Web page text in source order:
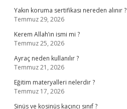
Yakın koruma sertifikası nereden alınır ?
Temmuz 29, 2026
Kerem Allah’ın ismi mi ?
Temmuz 25, 2026
Ayraç neden kullanılır ?
Temmuz 21, 2026
Eğitim materyalleri nelerdir ?
Temmuz 17, 2026
Sinüs ve kosinüs kaçıncı sınıf ?